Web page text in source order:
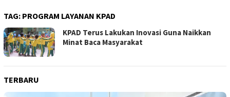
TAG: PROGRAM LAYANAN KPAD
KPAD Terus Lakukan Inovasi Guna Naikkan
Minat Baca Masyarakat
TERBARU